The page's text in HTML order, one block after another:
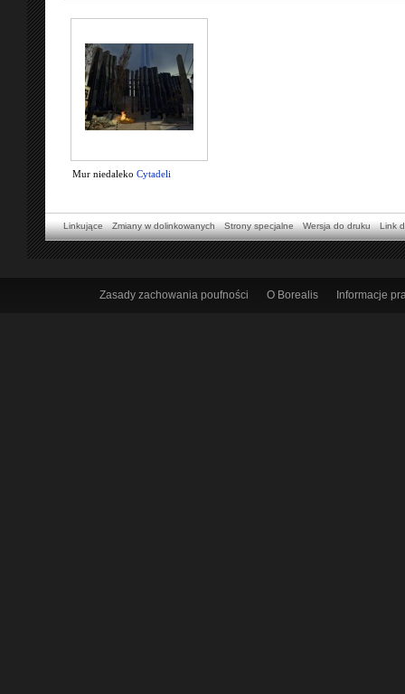
Mur niedaleko Cytadeli
Linkujące Zmiany w dolinkowanych Strony specjalne Wersja do druku Link
Zasady zachowania poufności O Borealis Informacje